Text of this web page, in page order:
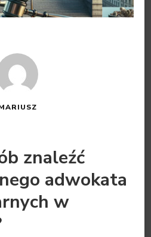
znaleźć
adwokata
w